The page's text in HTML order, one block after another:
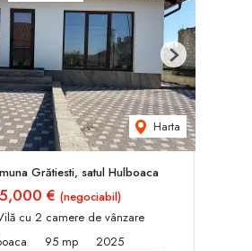
Harta
Next
Grătiesti, satul Hulboaca
€ (negociabil)
cu 2 camere de vânzare
95 mp
2025